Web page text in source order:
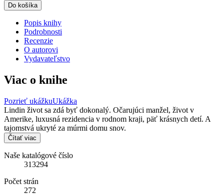
Do košíka
Popis knihy
Podrobnosti
Recenzie
O autorovi
Vydavateľstvo
Viac o knihe
Pozrieť ukážkuUkážka
Lindin život sa zdá byť dokonalý. Očarujúci manžel, život v
Amerike, luxusná rezidencia v rodnom kraji, päť krásnych detí. A
tajomstvá ukryté za múrmi domu snov.
Čítať viac
Naše katalógové číslo
313294
Počet strán
272